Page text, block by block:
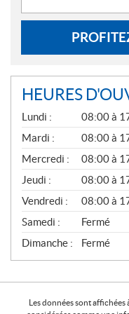
HEURES
G
É
N
É
R
A
L
Lundi :
08:00 à
Mardi :
08:00 à
Mercredi :
08:00 à
Jeudi :
08:00 à
Vendredi :
08:00 à
Samedi :
Fermé
Dimanche :
Fermé
Les données sont